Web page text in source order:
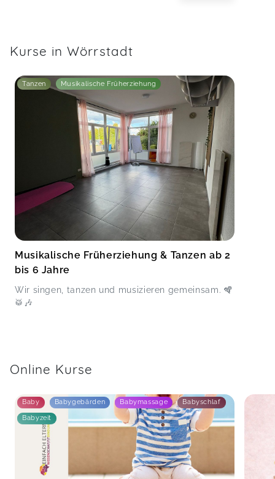
Kurse in Wörrstadt
Tanzen Musikalische Früherziehung
Musikalische Früherziehung & Tanzen ab 2
bis 6 Jahre
Wir singen, tanzen und musizieren gemeinsam. 🪇
🥁🎶
Online Kurse
Baby Babygebärden Babymassage Babyschlaf
Babyzeit